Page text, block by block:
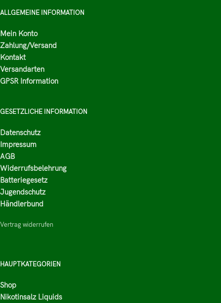
ALLGEMEINE INFORMATION
Mein Konto
Zahlung/Versand
Kontakt
Versandarten
GPSR Information
GESETZLICHE INFORMATION
Datenschutz
Impressum
AGB
Widerrufsbelehrung
Batteriegesetz
Jugendschutz
Händlerbund
Vertrag widerrufen
HAUPTKATEGORIEN
Shop
Nikotinsalz Liquids